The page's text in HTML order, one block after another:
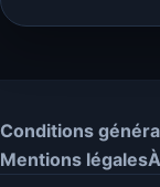
Conditions
Mentions légales